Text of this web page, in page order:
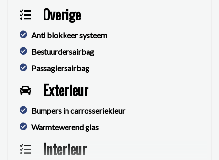
Overige
Anti blokkeer systeem
Bestuurdersairbag
Passagiersairbag
Exterieur
Bumpers in carrosseriekleur
Warmtewerend glas
Interieur